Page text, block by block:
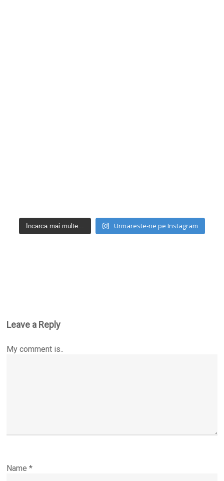
Incarca mai multe... Urmareste-ne pe Instagram
Leave a Reply
My comment is..
Name*